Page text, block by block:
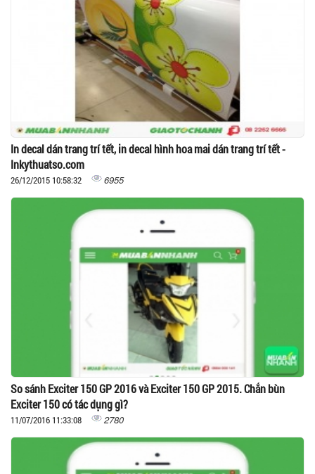
In decal dán trang trí tết, in decal hình hoa mai dán trang trí tết -
Inkythuatso.com
26/12/2015 10:58:32 6955
So sánh Exciter 150 GP 2016 và Exciter 150 GP 2015. Chắn bùn
Exciter 150 có tác dụng gì?
11/07/2016 11:33:08 2780